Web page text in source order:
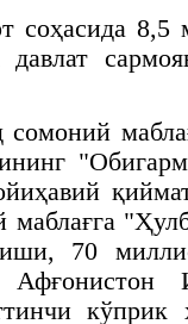
соҳасида
70
кўприк